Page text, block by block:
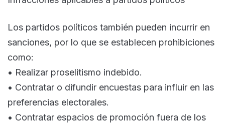
Los partidos políticos también pueden incurrir en
sanciones, por lo que se establecen prohibiciones
como:
• Realizar proselitismo indebido.
• Contratar o difundir encuestas para influir en las
preferencias electorales.
• Contratar espacios de promoción fuera de los